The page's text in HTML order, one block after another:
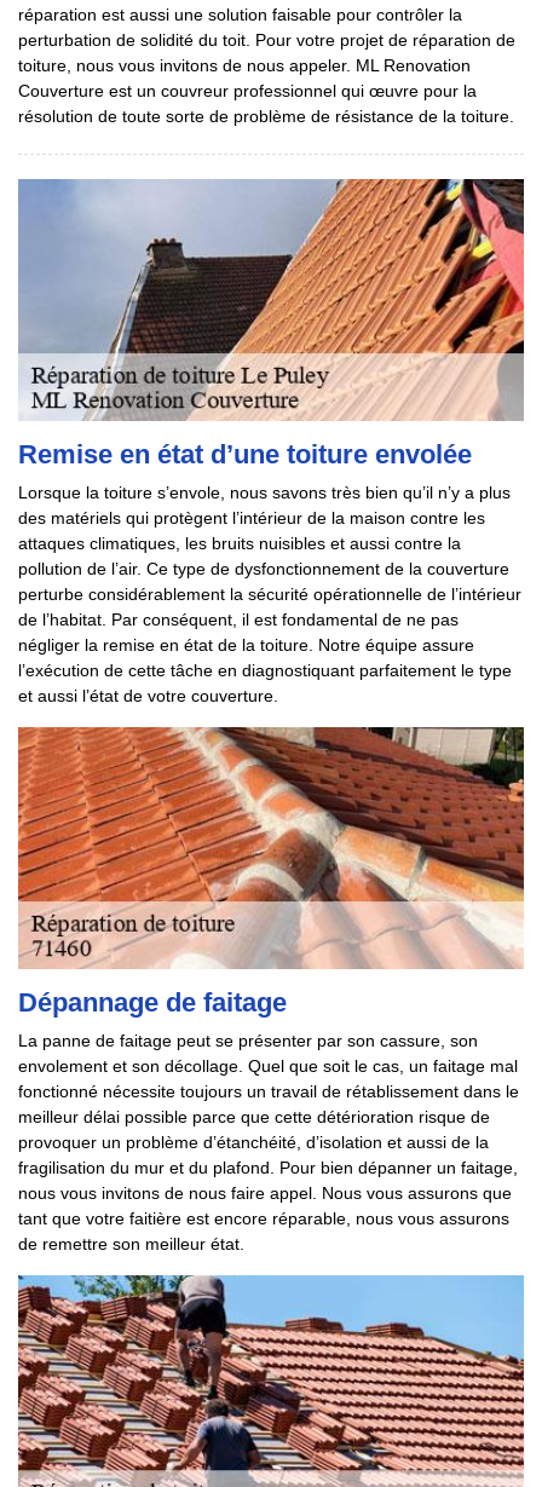
réparation est aussi une solution faisable pour contrôler la
perturbation de solidité du toit. Pour votre projet de réparation de
toiture, nous vous invitons de nous appeler. ML Renovation
Couverture est un couvreur professionnel qui œuvre pour la
résolution de toute sorte de problème de résistance de la toiture.
Remise en état d’une toiture envolée
Lorsque la toiture s’envole, nous savons très bien qu’il n’y a plus
des matériels qui protègent l’intérieur de la maison contre les
attaques climatiques, les bruits nuisibles et aussi contre la
pollution de l’air. Ce type de dysfonctionnement de la couverture
perturbe considérablement la sécurité opérationnelle de l’intérieur
de l’habitat. Par conséquent, il est fondamental de ne pas
négliger la remise en état de la toiture. Notre équipe assure
l’exécution de cette tâche en diagnostiquant parfaitement le type
et aussi l’état de votre couverture.
Dépannage de faitage
La panne de faitage peut se présenter par son cassure, son
envolement et son décollage. Quel que soit le cas, un faitage mal
fonctionné nécessite toujours un travail de rétablissement dans le
meilleur délai possible parce que cette détérioration risque de
provoquer un problème d’étanchéité, d’isolation et aussi de la
fragilisation du mur et du plafond. Pour bien dépanner un faitage,
nous vous invitons de nous faire appel. Nous vous assurons que
tant que votre faitière est encore réparable, nous vous assurons
de remettre son meilleur état.